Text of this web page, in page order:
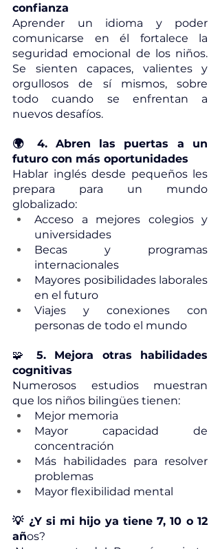
confianza
Aprender un idioma y poder
comunicarse en él fortalece la
seguridad emocional de los niños.
Se sienten capaces, valientes y
orgullosos de sí mismos, sobre
todo cuando se enfrentan a
nuevos desafíos.
🌍 4. Abren las puertas a un
futuro con más oportunidades
Hablar inglés desde pequeños les
prepara para un mundo
globalizado:
Acceso a mejores colegios y
universidades
Becas y programas
internacionales
Mayores posibilidades laborales
en el futuro
Viajes y conexiones con
personas de todo el mundo
🧩 5. Mejora otras habilidades
cognitivas
Numerosos estudios muestran
que los niños bilingües tienen:
Mejor memoria
Mayor capacidad de
concentración
Más habilidades para resolver
problemas
Mayor flexibilidad mental
💡 ¿Y si mi hijo ya tiene 7, 10 o 12
años?